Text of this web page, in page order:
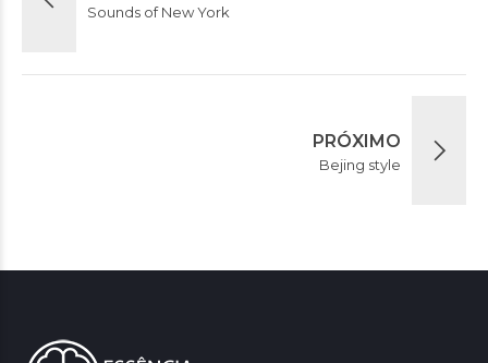
Sounds of New York
PRÓXIMO
Bejing style